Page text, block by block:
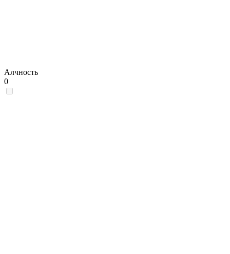
Алчность
0